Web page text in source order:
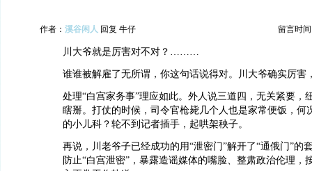
作者： 溪谷闲人 回复 牛仔 留言时间
川大爷就是厉害对不对？………
谁谁被解雇了无所谓，你这句话说得对。川大爷确实厉害
处理“白宫家务事”理应如此。外人说三道四，无关紧要，
瞎掰。打仗的时候，司令官枪毙几个人也是家常便饭，何
的小儿科？轮不到记者插手，起哄架秧子。
再说，川老爷子已经成功的用“泄密门”解开了“通俄门”的
防止“白宫泄密”，暴露造谣媒体的嘴脸、整肃政治伦理，